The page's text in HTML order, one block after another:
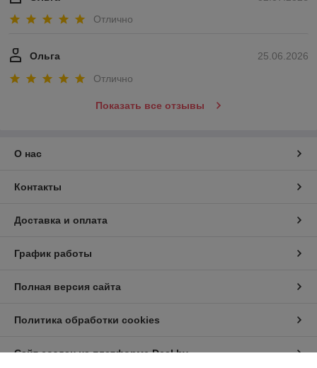
Отлично
25.06.2026
Ольга
Отлично
Показать все отзывы
О нас
Контакты
Доставка и оплата
График работы
Полная версия сайта
Политика обработки cookies
Сайт создан на платформе Deal.by